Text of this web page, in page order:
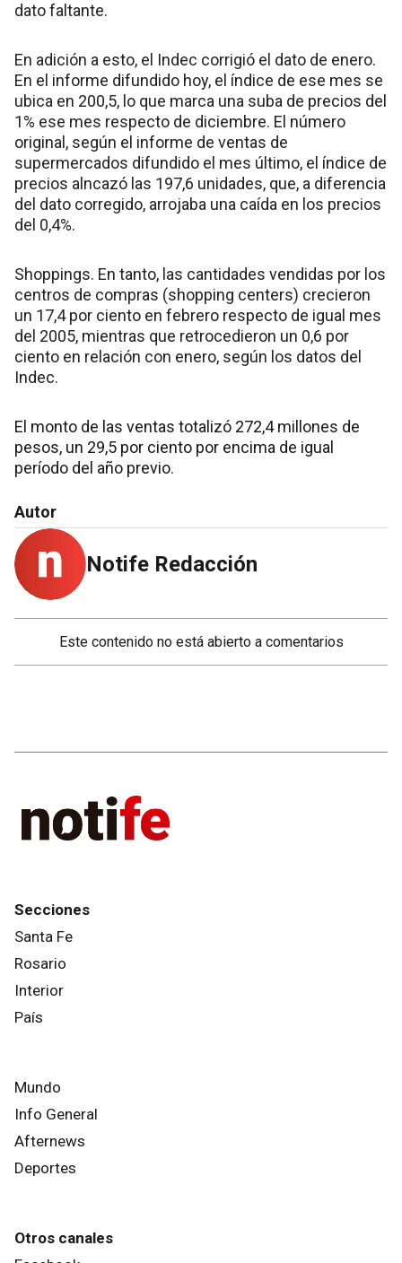
dato faltante.
En adición a esto, el Indec corrigió el dato de enero.
En el informe difundido hoy, el índice de ese mes se
ubica en 200,5, lo que marca una suba de precios del
1% ese mes respecto de diciembre. El número
original, según el informe de ventas de
supermercados difundido el mes último, el índice de
precios alncazó las 197,6 unidades, que, a diferencia
del dato corregido, arrojaba una caída en los precios
del 0,4%.
Shoppings. En tanto, las cantidades vendidas por los
centros de compras (shopping centers) crecieron
un 17,4 por ciento en febrero respecto de igual mes
del 2005, mientras que retrocedieron un 0,6 por
ciento en relación con enero, según los datos del
Indec.
El monto de las ventas totalizó 272,4 millones de
pesos, un 29,5 por ciento por encima de igual
período del año previo.
Autor
Notife Redacción
Este contenido no está abierto a comentarios
Secciones
Santa Fe
Rosario
Interior
País
Mundo
Info General
Afternews
Deportes
Otros canales